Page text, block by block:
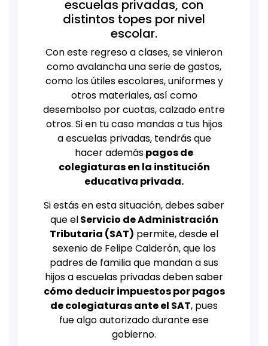
escuelas privadas, con
distintos topes por nivel
escolar.
Con este regreso a clases, se vinieron
como avalancha una serie de gastos,
como los útiles escolares, uniformes y
otros materiales, así como
desembolso por cuotas, calzado entre
otros. Si en tu caso mandas a tus hijos
a escuelas privadas, tendrás que
hacer ademáspagos de
colegiaturas en la institución
educativa privada.
Si estás en esta situación, debes saber
que elServicio de Administración
Tributaria (SAT) permite, desde el
sexenio de Felipe Calderón, que los
padres de familia que mandan a sus
hijos a escuelas privadas deben saber
cómo deducir impuestos por pagos
de colegiaturas ante el SAT, pues
fue algo autorizado durante ese
gobierno.